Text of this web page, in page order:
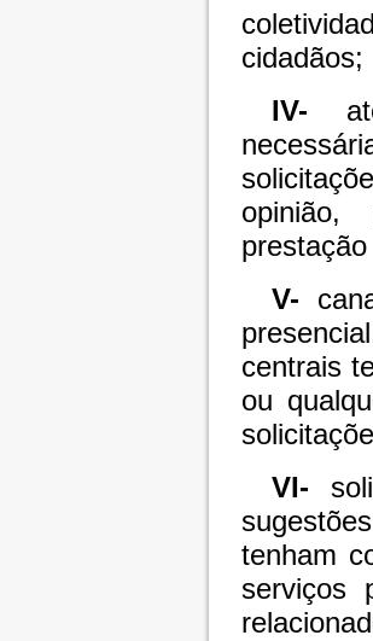
cidadãos;
IV-
opinião,
V-
centrais
ou
VI-
tenham
serviços